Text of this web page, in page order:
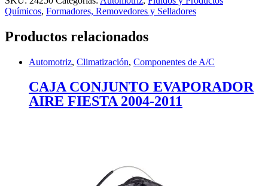
Químicos, Formadores, Removedores y Selladores
Productos relacionados
Automotriz, Climatización, Componentes de A/C
CAJA CONJUNTO EVAPORADOR
AIRE FIESTA 2004-2011